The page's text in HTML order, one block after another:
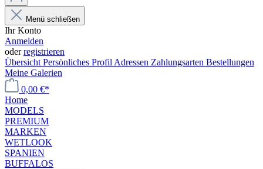
Menü schließen
Ihr Konto
Anmelden
oderregistrieren
Übersicht Persönliches Profil Adressen Zahlungsarten Bestellungen
Meine Galerien
0,00 €*
Home
MODELS
PREMIUM
MARKEN
WETLOOK
SPANIEN
BUFFALOS